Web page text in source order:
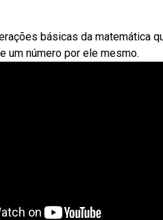
básicas da matemática
um número por ele mesmo.